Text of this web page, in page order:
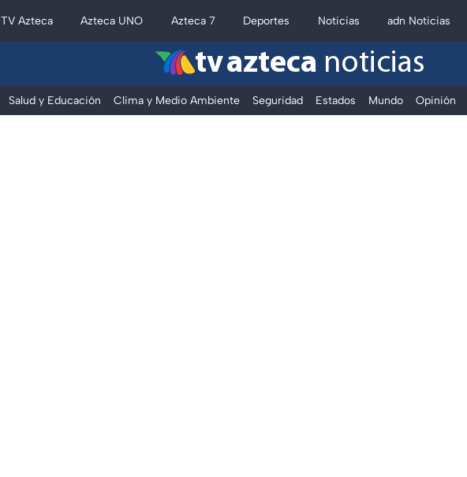
TV Azteca Azteca UNO Azteca 7 Deportes Noticias adn Noticias
tv azteca noticias
Salud y Educación Clima y Medio Ambiente Seguridad Estados Mundo Opinión